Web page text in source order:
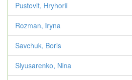
Pustovit, Hryhorii
Rozman, Iryna
Savchuk, Boris
Slyusarenko, Nina